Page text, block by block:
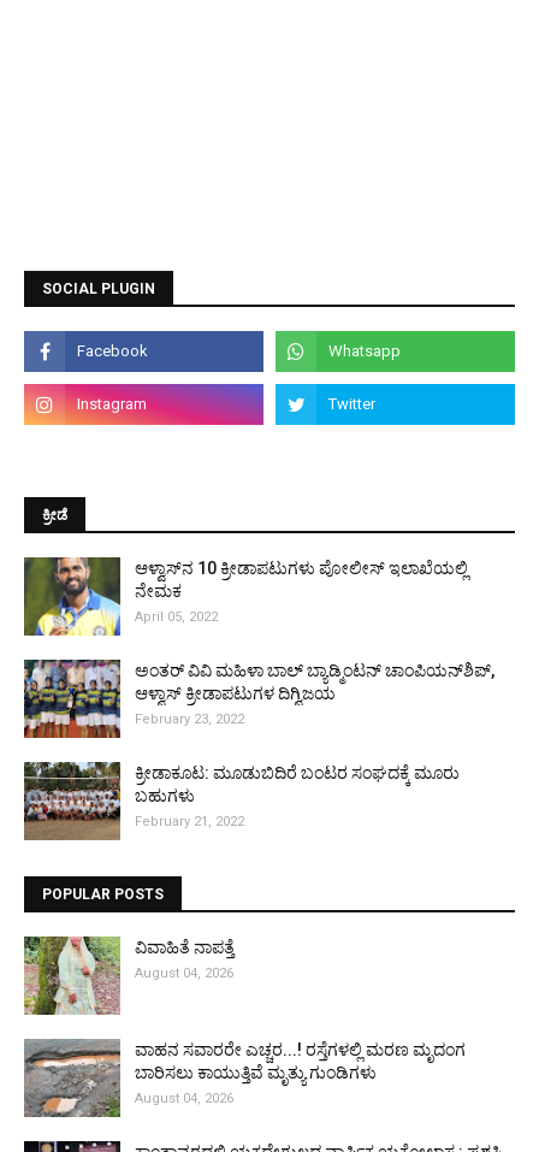
SOCIAL PLUGIN
ಕ್ರೀಡೆ
ಆಳ್ವಾಸ್‌ನ 10 ಕ್ರೀಡಾಪಟುಗಳು ಪೋಲೀಸ್ ಇಲಾಖೆಯಲ್ಲಿ
ನೇಮಕ
April 05, 2022
ಅಂತರ್ ವಿವಿ ಮಹಿಳಾ ಬಾಲ್ ಬ್ಯಾಡ್ಮಿಂಟನ್ ಚಾಂಪಿಯನ್‌ಶಿಪ್,
ಆಳ್ವಾಸ್ ಕ್ರೀಡಾಪಟುಗಳ ದಿಗ್ವಿಜಯ
February 23, 2022
ಕ್ರೀಡಾಕೂಟ: ಮೂಡುಬಿದಿರೆ ಬಂಟರ ಸಂಘದಕ್ಕೆ ಮೂರು
ಬಹುಗಳು
February 21, 2022
POPULAR POSTS
ವಿವಾಹಿತೆ ನಾಪತ್ತೆ
August 04, 2026
ವಾಹನ ಸವಾರರೇ ಎಚ್ಚರ...! ರಸ್ತೆಗಳಲ್ಲಿ ಮರಣ ಮೃದಂಗ
ಬಾರಿಸಲು ಕಾಯುತ್ತಿವೆ ಮೃತ್ಯು ಗುಂಡಿಗಳು
August 04, 2026